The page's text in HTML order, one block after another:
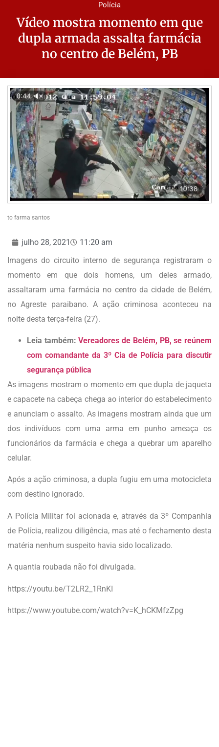
Polícia
Vídeo mostra momento em que
dupla armada assalta farmácia
no centro de Belém, PB
to farma santos
julho 28, 2021
11:20 am
Imagens do circuito interno de segurança registraram o
momento em que dois homens, um deles armado,
assaltaram uma farmácia no centro da cidade de Belém,
no Agreste paraibano. A ação criminosa aconteceu na
noite desta terça-feira (27).
Leia também:Vereadores de Belém, PB, se reúnem
com comandante da 3º Cia de Polícia para discutir
segurança pública
As imagens mostram o momento em que dupla de jaqueta
e capacete na cabeça chega ao interior do estabelecimento
e anunciam o assalto. As imagens mostram ainda que um
dos indivíduos com uma arma em punho ameaça os
funcionários da farmácia e chega a quebrar um aparelho
celular.
Após a ação criminosa, a dupla fugiu em uma motocicleta
com destino ignorado.
A Polícia Militar foi acionada e, através da 3º Companhia
de Polícia, realizou diligência, mas até o fechamento desta
matéria nenhum suspeito havia sido localizado.
A quantia roubada não foi divulgada.
https://youtu.be/T2LR2_1RnKI
https://www.youtube.com/watch?v=K_hCKMfzZpg